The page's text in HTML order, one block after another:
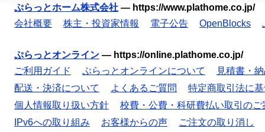
ぷらっとホーム株式会社 — https://www.plathome.co.jp/
会社概要
株主・投資家情報 電子公告 OpenBlocks
ぷらっとオンライン — https://online.plathome.co.jp/
ご利用ガイド
ぷらっとオンラインについて
見積書・
配送・決済について
よくあるご質問
特定商取引法に
個人情報取り扱い方針
校費・公費・科研費払い取引のご
IPv6への取り組み
お客様からの声 ご注文の取り消し